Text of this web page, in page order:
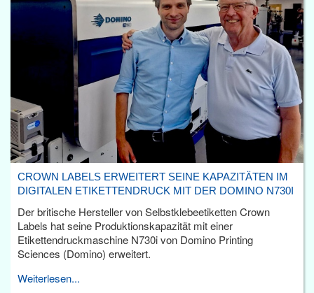
CROWN LABELS ERWEITERT SEINE KAPAZITÄTEN IM
DIGITALEN ETIKETTENDRUCK MIT DER DOMINO N730I
Der britische Hersteller von Selbstklebeetiketten Crown
Labels hat seine Produktionskapazität mit einer
Etikettendruckmaschine N730i von Domino Printing
Sciences (Domino) erweitert.
Weiterlesen...